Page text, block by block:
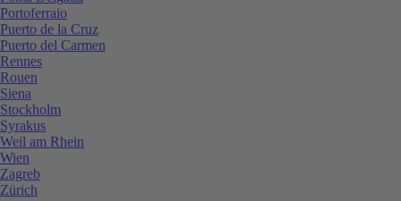
Portoferraio
Puerto de la Cruz
Puerto del Carmen
Rennes
Rouen
Siena
Stockholm
Syrakus
Weil am Rhein
Wien
Zagreb
Zürich